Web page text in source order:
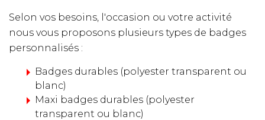
Selon vos besoins, l'occasion ou votre activité
nous vous proposons plusieurs types de badges
personnalisés :
Badges durables (polyester transparent ou
blanc)
Maxi badges durables (polyester
transparent ou blanc)